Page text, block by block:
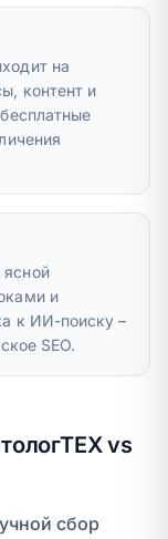
на
контент и
и
к ИИ-поиску –
SEO.
vs
сбор